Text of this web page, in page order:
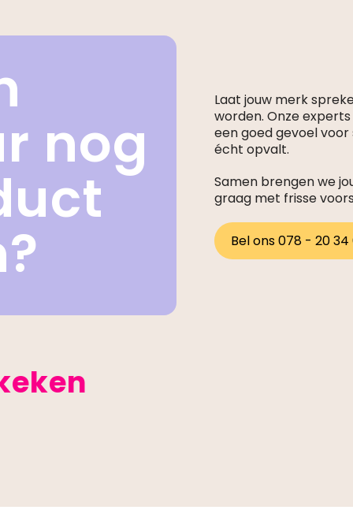
nog
Laat jouw merk
worden. Onze
een goed gevoel
écht opvalt.
Samen brengen we
graag met frisse
Bel ons 078 - 20 34